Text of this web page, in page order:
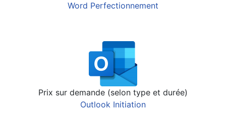
Word Perfectionnement
Prix sur demande (selon type et durée)
Outlook Initiation